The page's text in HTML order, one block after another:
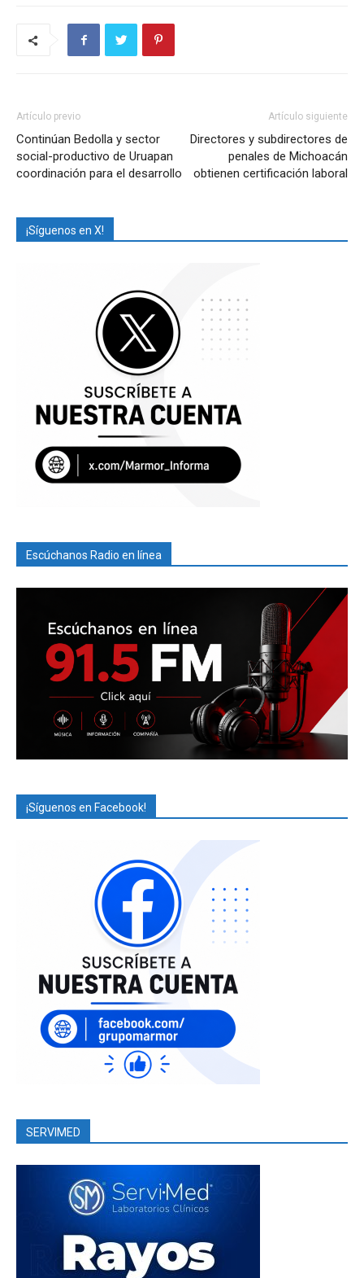
Artículo previo
Continúan Bedolla y sector
social-productivo de Uruapan
coordinación para el desarrollo
Artículo siguiente
Directores y subdirectores de
penales de Michoacán
obtienen certificación laboral
¡Síguenos en X!
Escúchanos Radio en línea
¡Síguenos en Facebook!
SERVIMED